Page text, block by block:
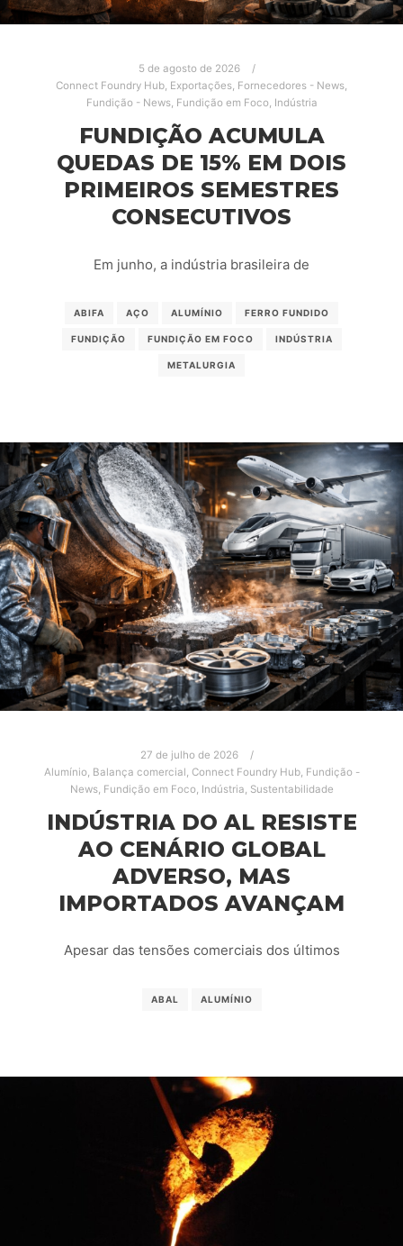
5 de agosto de 2026
Connect Foundry Hub, Exportações, Fornecedores - News,
Fundição - News, Fundição em Foco, Indústria
FUNDIÇÃO ACUMULA
QUEDAS DE 15% EM DOIS
PRIMEIROS SEMESTRES
CONSECUTIVOS
Em junho, a indústria brasileira de
ABIFA AÇO ALUMÍNIO FERRO FUNDIDO
FUNDIÇÃO FUNDIÇÃO EM FOCO INDÚSTRIA
METALURGIA
27 de julho de 2026
Alumínio, Balança comercial, Connect Foundry Hub, Fundição -
News, Fundição em Foco, Indústria, Sustentabilidade
INDÚSTRIA DO AL RESISTE
AO CENÁRIO GLOBAL
ADVERSO, MAS
IMPORTADOS AVANÇAM
Apesar das tensões comerciais dos últimos
ABAL ALUMÍNIO